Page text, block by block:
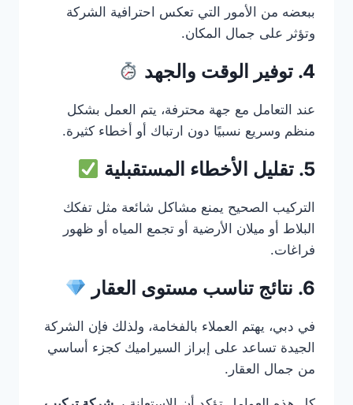
ببعضه من الأمور التي تعكس احترافية الشركة
وتؤثر على جمال المكان.
4. توفير الوقت والجهد
عند التعامل مع جهة محترفة، يتم العمل بشكل
منظم وسريع نسبيًا دون ارتباك أو أخطاء كثيرة.
5. تقليل الأخطاء المستقبلية
التركيب الصحيح يمنع مشاكل شائعة مثل تفكك
البلاط أو ميلان الأرضية أو تجمع المياه أو ظهور
فراغات.
6. نتائج تناسب مستوى العقار
في دبي، يهتم العملاء بالفخامة، ولذلك فإن الشركة
الجيدة تساعد على إبراز السيراميك كجزء أساسي
من جمال العقار.